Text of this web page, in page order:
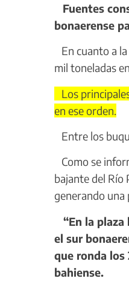
Fuentes
bonaerense
En cuanto a
mil toneladas
Los
en ese orden.
Entre los
Como se
bajante del Río
generando una
“En la plaza
el sur
que ronda los
bahiense.